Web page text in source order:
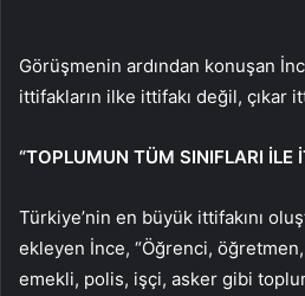
Görüşmenin ardından konuşan
ittifakların ilke ittifakı değil, çıkar
“TOPLUMUN TÜM SINIFLARI İLE
Türkiye’nin en büyük ittifakını
ekleyen İnce, “Öğrenci,
emekli, polis, işçi, asker gibi